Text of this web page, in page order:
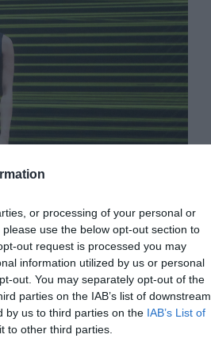
or processing of your personal or
use the below opt-out section to
out request is processed you may
information utilized by us or personal
out. You may separately opt-out of the
parties on the IAB’s list of downstream
by us to third parties on the IAB’s List of
to other third parties.